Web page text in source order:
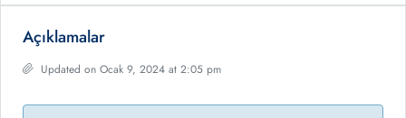
Açıklamalar
Updated on Ocak 9, 2024 at 2:05 pm